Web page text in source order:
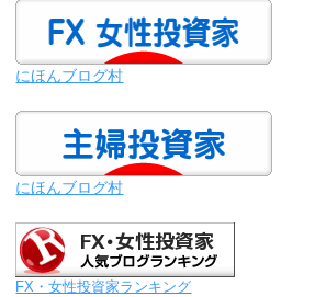
にほんブログ村
にほんブログ村
FX・女性投資家ランキング